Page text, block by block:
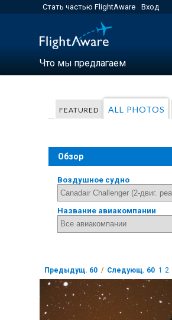
Стать частью FlightAware Вход
Что мы предлагаем
FEATURED ALL PHOTOS
Обзор
Воздушное судно
Название авиакомпании
Предыдущ. 60 / Следующ. 60 1 2